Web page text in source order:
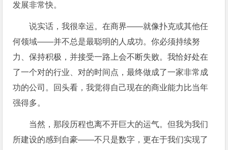
发展非常快。
说实话，我很幸运。在商界——就像扑克或其他任
何领域——并不总是最聪明的人成功。你必须持续努
力、保持积极，并接受一路上会不断失败。我恰好处在
了一个对的行业、对的时间点，最终做成了一家非常成
功的公司。回头看，我觉得自己现在的商业能力比当年
强得多。
当然，那段历程也离不开巨大的运气。但我为我们
所建设的感到自豪——不只是数字，更在于我们实现了